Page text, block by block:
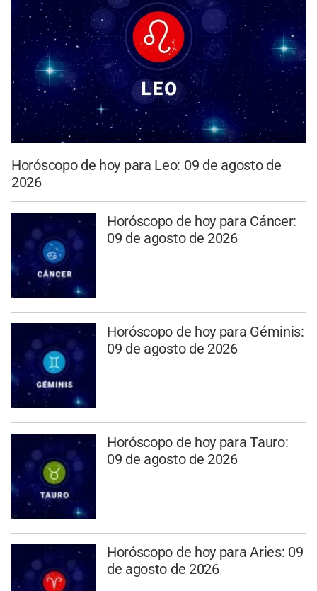
Horóscopo de hoy para Leo: 09 de agosto de
2026
Horóscopo de hoy para Cáncer:
09 de agosto de 2026
Horóscopo de hoy para Géminis:
09 de agosto de 2026
Horóscopo de hoy para Tauro:
09 de agosto de 2026
Horóscopo de hoy para Aries: 09
de agosto de 2026